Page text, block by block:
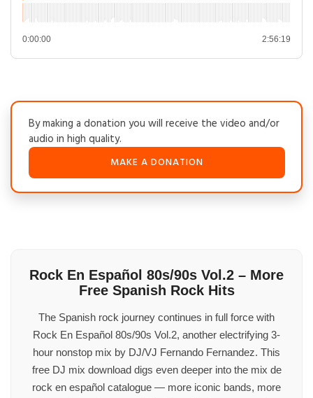
0:00:00 2:56:19
By making a donation you will receive the video and/or
audio in high quality.
MAKE A DONATION
Rock En Español 80s/90s Vol.2 – More
Free Spanish Rock Hits
The Spanish rock journey continues in full force with
Rock En Español 80s/90s Vol.2, another electrifying 3-
hour nonstop mix by DJ/VJ Fernando Fernandez. This
free DJ mix download digs even deeper into the mix de
rock en español catalogue — more iconic bands, more